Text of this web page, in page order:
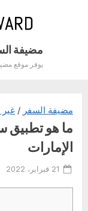
مضيفة
يوفر موقع
مضيفة السفر /
ما هو تطبيق
الإمارات
Posted
21 فبراير، 2022